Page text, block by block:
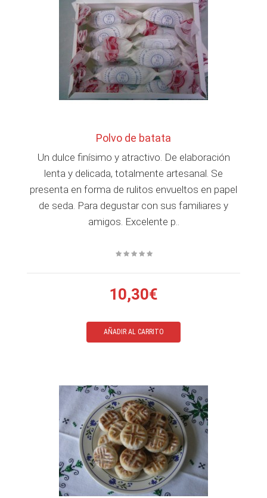
Polvo de batata
Un dulce finísimo y atractivo. De elaboración
lenta y delicada, totalmente artesanal. Se
presenta en forma de rulitos envueltos en papel
de seda. Para degustar con sus familiares y
amigos. Excelente p..
10,30€
AÑADIR AL CARRITO